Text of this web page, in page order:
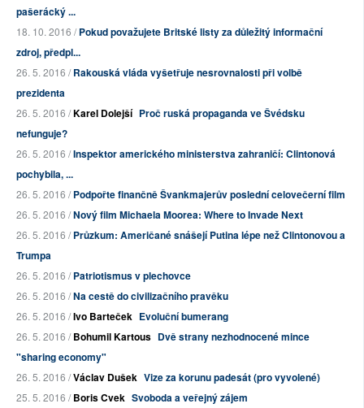
pašerácký ...
18. 10. 2016 /Pokud považujete Britské listy za důležitý informační
zdroj, předpl...
26. 5. 2016 /Rakouská vláda vyšetřuje nesrovnalosti při volbě
prezidenta
26. 5. 2016 /Karel Dolejší Proč ruská propaganda ve Švédsku
nefunguje?
26. 5. 2016 /Inspektor amerického ministerstva zahraničí: Clintonová
pochybila, ...
26. 5. 2016 /Podpořte finančně Švankmajerův poslední celovečerní film
26. 5. 2016 /Nový film Michaela Moorea: Where to Invade Next
26. 5. 2016 /Průzkum: Američané snášejí Putina lépe než Clintonovou a
Trumpa
26. 5. 2016 /Patriotismus v plechovce
26. 5. 2016 /Na cestě do civilizačního pravěku
26. 5. 2016 /Ivo Barteček Evoluční bumerang
26. 5. 2016 /Bohumil Kartous Dvě strany nezhodnocené mince
"sharing economy"
26. 5. 2016 /Václav Dušek Vize za korunu padesát (pro vyvolené)
25. 5. 2016 /Boris Cvek Svoboda a veřejný zájem